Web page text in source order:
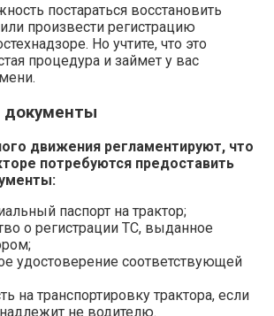
постараться восстановить
произвести регистрацию
Но учтите, что это
процедура и займет у вас
движения регламентируют, что
потребуются предоставить
паспорт на трактор;
о регистрации ТС, выданное
удостоверение соответствующей
на транспортировку трактора, если
не водителю.